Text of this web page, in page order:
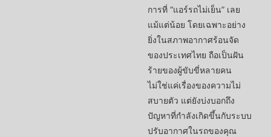
การที่ “แอร์รถไม่เย็น” เลย
แม้แต่น้อย โดยเฉพาะอย่าง
ยิ่งในสภาพอากาศร้อนจัด
ของประเทศไทย ถือเป็นฝัน
ร้ายของผู้ขับขี่หลายคน
ไม่ใช่แค่เรื่องของความไม่
สบายตัว แต่ยังบ่งบอกถึง
ปัญหาที่กำลังเกิดขึ้นกับระบบ
ปรับอากาศในรถของคุณ